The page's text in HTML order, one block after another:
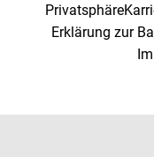
Privatsphäre
Erklärung zur